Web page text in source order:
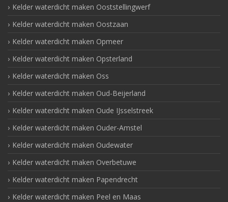
Kelder waterdicht maken Ooststellingwerf
Kelder waterdicht maken Oostzaan
Kelder waterdicht maken Opmeer
Kelder waterdicht maken Opsterland
Kelder waterdicht maken Oss
Kelder waterdicht maken Oud-Beijerland
Kelder waterdicht maken Oude IJsselstreek
Kelder waterdicht maken Ouder-Amstel
Kelder waterdicht maken Oudewater
Kelder waterdicht maken Overbetuwe
Kelder waterdicht maken Papendrecht
Kelder waterdicht maken Peel en Maas